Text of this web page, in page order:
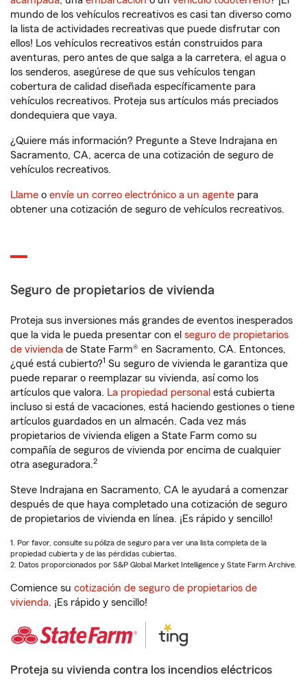
mundo de los vehículos recreativos es casi tan diverso como
la lista de actividades recreativas que puede disfrutar con
ellos! Los vehículos recreativos están construidos para
aventuras, pero antes de que salga a la carretera, el agua o
los senderos, asegúrese de que sus vehículos tengan
cobertura de calidad diseñada específicamente para
vehículos recreativos. Proteja sus artículos más preciados
dondequiera que vaya.
¿Quiere más información? Pregunte a Steve Indrajana en
Sacramento, CA, acerca de una cotización de seguro de
vehículos recreativos.
Llame o envíe un correo electrónico a un agente para
obtener una cotización de seguro de vehículos recreativos.
Seguro de propietarios de vivienda
Proteja sus inversiones más grandes de eventos inesperados
que la vida le pueda presentar con el seguro de propietarios
de vivienda de State Farm® en Sacramento, CA. Entonces,
¿qué está cubierto?1 Su seguro de vivienda le garantiza que
puede reparar o reemplazar su vivienda, así como los
artículos que valora. La propiedad personal está cubierta
incluso si está de vacaciones, está haciendo gestiones o tiene
artículos guardados en un almacén. Cada vez más
propietarios de vivienda eligen a State Farm como su
compañía de seguros de vivienda por encima de cualquier
otra aseguradora.2
Steve Indrajana en Sacramento, CA le ayudará a comenzar
después de que haya completado una cotización de seguro
de propietarios de vivienda en línea. ¡Es rápido y sencillo!
1. Por favor, consulte su póliza de seguro para ver una lista completa de la
propiedad cubierta y de las pérdidas cubiertas.
2. Datos proporcionados por S&P Global Market Intelligence y State Farm Archive.
Comience su cotización de seguro de propietarios de
vivienda. ¡Es rápido y sencillo!
Proteja su vivienda contra los incendios eléctricos